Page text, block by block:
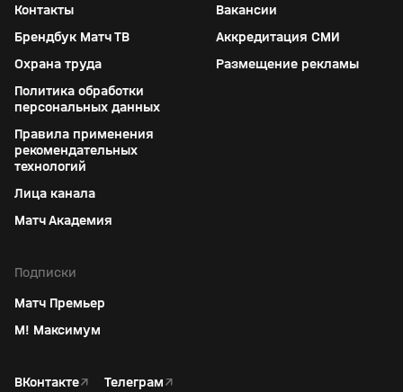
Контакты
Брендбук Матч ТВ
Охрана труда
Политика обработки
персональных данных
Правила применения
рекомендательных
технологий
Лица канала
Матч Академия
Вакансии
Аккредитация СМИ
Размещение рекламы
Подписки
Матч Премьер
М! Максимум
ВКонтакте↗ Телеграм↗